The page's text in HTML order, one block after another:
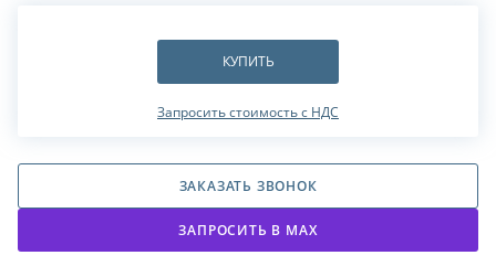
КУПИТЬ
Запросить стоимость с НДС
ЗАКАЗАТЬ ЗВОНОК
ЗАПРОСИТЬ В МАХ